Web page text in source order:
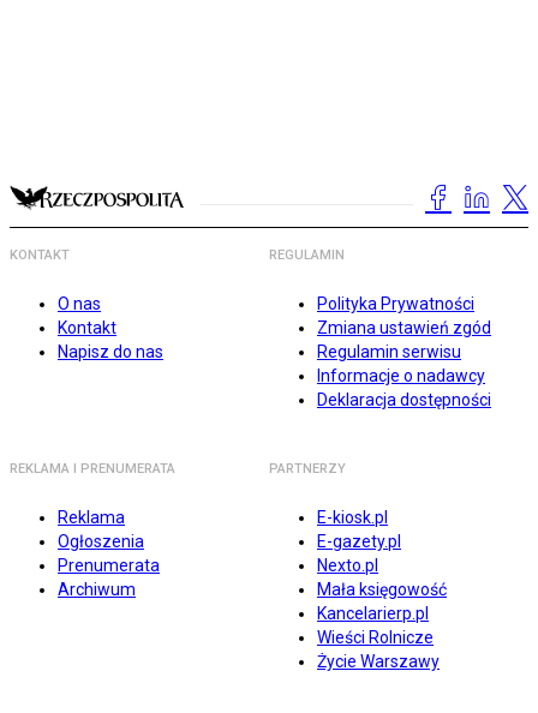
KONTAKT
O nas
Kontakt
Napisz do nas
REGULAMIN
Polityka Prywatności
Zmiana ustawień zgód
Regulamin serwisu
Informacje o nadawcy
Deklaracja dostępności
REKLAMA I PRENUMERATA
Reklama
Ogłoszenia
Prenumerata
Archiwum
PARTNERZY
E-kiosk.pl
E-gazety.pl
Nexto.pl
Mała księgowość
Kancelarierp.pl
Wieści Rolnicze
Życie Warszawy